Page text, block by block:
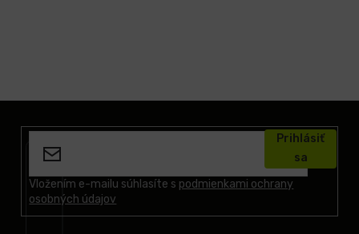
Vložením e-mailu súhlasíte s podmienkami ochrany
osobných údajov
Prihlásiť
sa